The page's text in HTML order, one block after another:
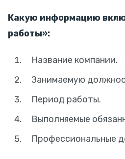
Какую информацию
работы»:
Название компании.
Занимаемую
Период работы.
Выполняемые
Профессиональные